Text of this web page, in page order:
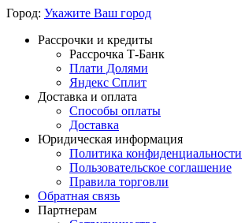
Город: Укажите Ваш город
Рассрочки и кредиты
Рассрочка Т-Банк
Плати Долями
Яндекс Сплит
Доставка и оплата
Способы оплаты
Доставка
Юридическая информация
Политика конфиденциальности
Пользовательское соглашение
Правила торговли
Обратная связь
Партнерам